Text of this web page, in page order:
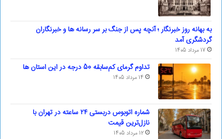
به بهانه روز خبرنگار ؛ آنچه پس از جنگ بر سر رسانه ها و خبرنگاران
گردشگری آمد
17 مرداد 1405
تداوم گرمای کم‌سابقه 50 درجه در این استان ها
14 مرداد 1405
شماره اتوبوس دربستی ۲۴ ساعته در تهران با
نازل‌ترین قیمت
12 مرداد 1405